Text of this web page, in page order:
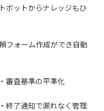
ボットからナレッジもひ
フォーム作成ができ自動
審査基準の平準化
終了通知で漏れなく管理